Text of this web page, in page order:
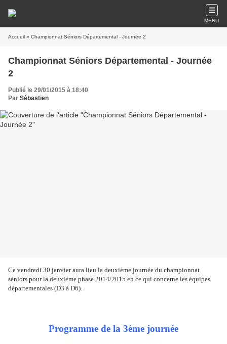
MENU
Accueil » Championnat Séniors Départemental - Journée 2
Championnat Séniors Départemental - Journée
2
Publié le 29/01/2015 à 18:40
Par Sébastien
Ce vendredi 30 janvier aura lieu la deuxième journée du championnat
séniors pour la deuxième phase 2014/2015 en ce qui concerne les équipes
départementales (D3 à D6).
Programme de la 3ème journée